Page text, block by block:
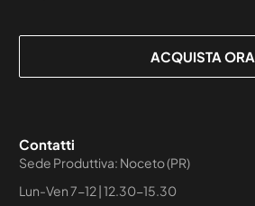
ACQUISTA ORA
Contatti
Sede Produttiva: Noceto (PR)
Lun-Ven 7-12 | 12.30-15.30